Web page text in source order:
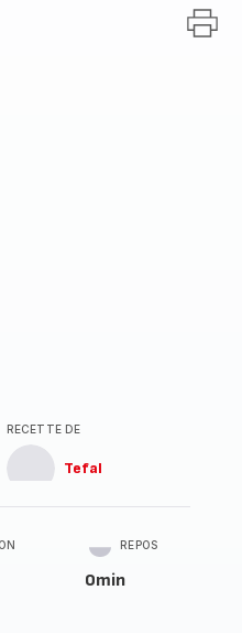
RECETTE DE
Tefal
REPOS
0min